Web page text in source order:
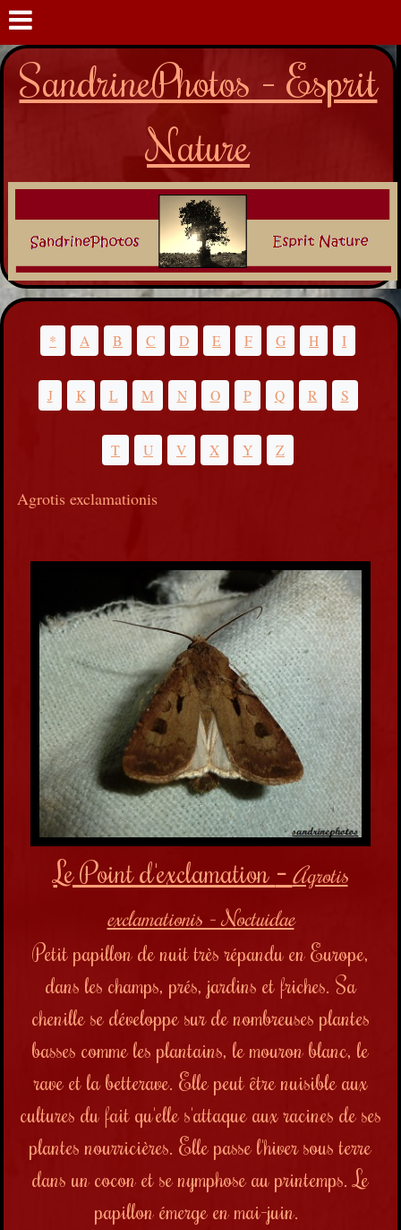
SandrinePhotos - Esprit
Nature
* A B C D E F G H I
J K L M N O P Q R S
T U V X Y Z
Agrotis exclamationis
Le Point d'exclamation - Agrotis
exclamationis - Noctuidae
Petit papillon de nuit très répandu en Europe,
dans les champs, prés, jardins et friches. Sa
chenille se développe sur de nombreuses plantes
basses comme les plantains, le mouron blanc, le
rave et la betterave. Elle peut être nuisible aux
cultures du fait qu'elle s'attaque aux racines de ses
plantes nourricières. Elle passe l'hiver sous terre
dans un cocon et se nymphose au printemps. Le
papillon émerge en mai-juin.